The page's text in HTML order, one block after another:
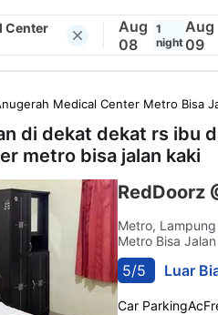
Center
Aug
08
1
night
Aug
09
Medical Center Metro Bisa
di dekatdekat rs ibu
metro bisa jalan kaki
RedDoorz
Metro, Lampung
Metro Bisa
5/5 Luar
Car ParkingAc